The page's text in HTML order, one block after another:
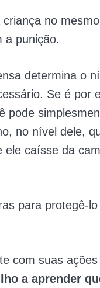
criança no
a punição.
determina o
Se é por
pode
no nível dele,
ele caísse da
para protegê-
com suas
a aprender